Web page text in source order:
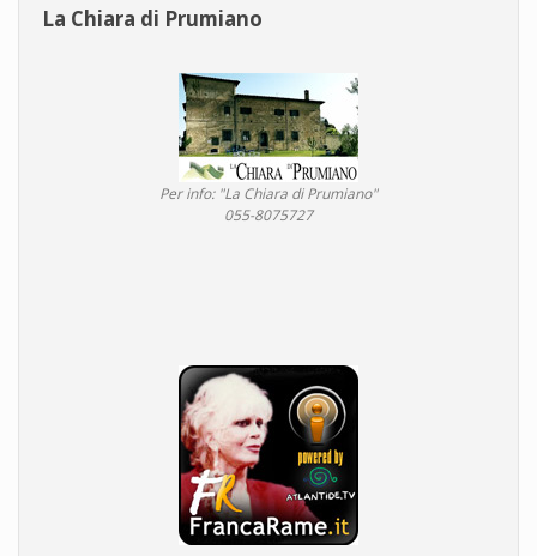
La Chiara di Prumiano
Per info: "La Chiara di Prumiano"
055-8075727